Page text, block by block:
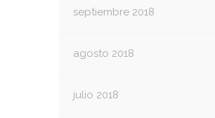
septiembre 2018
agosto 2018
julio 2018